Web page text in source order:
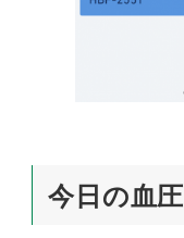
今日の血圧